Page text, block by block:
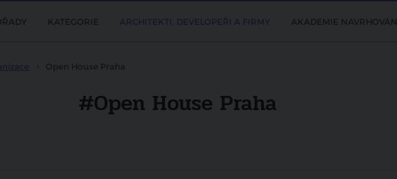
KATEGORIE AKADEMIE NAVRHOVÁNÍ
Open House Praha
#Open House Praha